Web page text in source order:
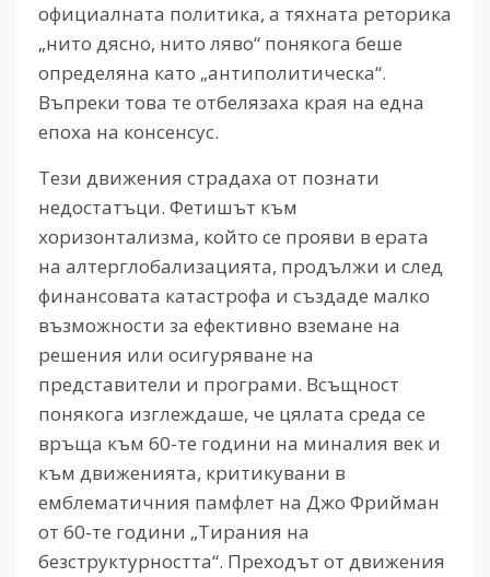
официалната политика, а тяхната реторика
„нито дясно, нито ляво“ понякога беше
определяна като „антиполитическа“.
Въпреки това те отбелязаха края на една
епоха на консенсус.
Тези движения страдаха от познати
недостатъци. Фетишът към
хоризонтализма, който се прояви в ерата
на алтерглобализацията, продължи и след
финансовата катастрофа и създаде малко
възможности за ефективно вземане на
решения или осигуряване на
представители и програми. Всъщност
понякога изглеждаше, че цялата среда се
връща към 60-те години на миналия век и
към движенията, критикувани в
емблематичния памфлет на Джо Фрийман
от 60-те години „Тирания на
безструктурността“. Преходът от движения